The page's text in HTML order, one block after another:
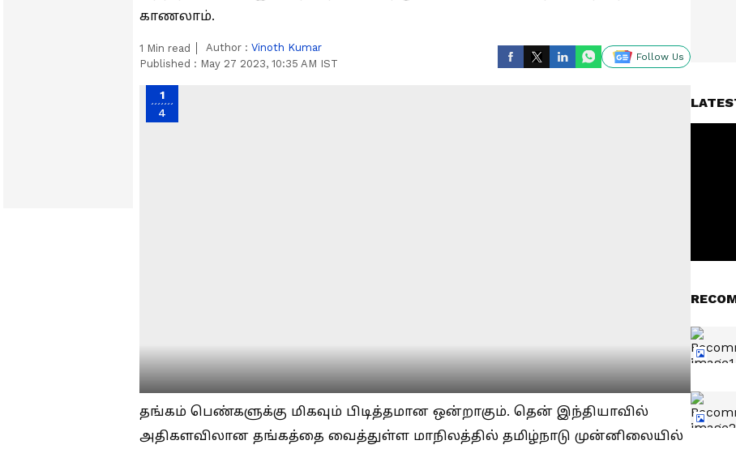
காணலாம்.
1 Min read Author : Vinoth Kumar
Published : May 27 2023, 10:35 AM IST
Follow Us
1
4
தங்கம் பெண்களுக்கு மிகவும் பிடித்தமான ஒன்றாகும். தென் இந்தியாவில்
அதிகளவிலான தங்கத்தை வைத்துள்ள மாநிலத்தில் தமிழ்நாடு முன்னிலையில்